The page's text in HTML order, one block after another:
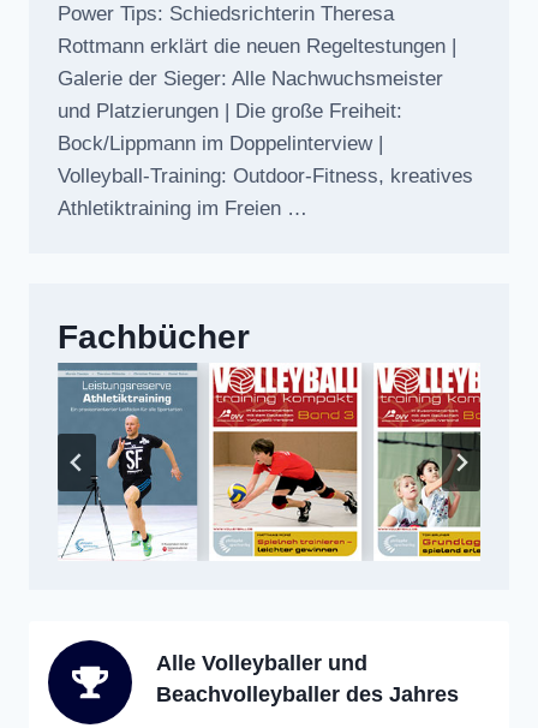
Power Tips: Schiedsrichterin Theresa
Rottmann erklärt die neuen Regeltestungen |
Galerie der Sieger: Alle Nachwuchsmeister
und Platzierungen | Die große Freiheit:
Bock/Lippmann im Doppelinterview |
Volleyball-Training: Outdoor-Fitness, kreatives
Athletiktraining im Freien …
Fachbücher
Alle Volleyballer und
Beachvolleyballer des Jahres